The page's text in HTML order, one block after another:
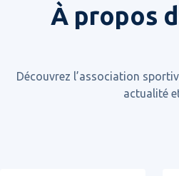
À propos
Découvrez l’association
actualité